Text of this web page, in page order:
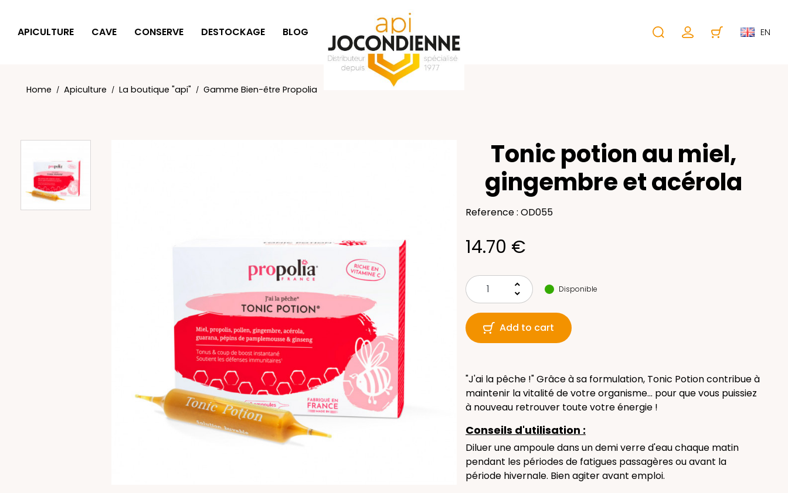
APICULTURE CAVE CONSERVE DESTOCKAGE BLOG IDÉES CADEAUX EN
Home Apiculture La boutique "api" Gamme Bien-être Propolia
Tonic potion au miel,
gingembre et acérola
Reference : OD055
14.70 €
keyboard_arrow_up
keyboard_arrow_down
Disponible
Add to cart
"J'ai la pêche !" Grâce à sa formulation, Tonic Potion contribue à
maintenir la vitalité de votre organisme... pour que vous puissiez
à nouveau retrouver toute votre énergie !
Conseils d'utilisation :
Diluer une ampoule dans un demi verre d'eau chaque matin
pendant les périodes de fatigues passagères ou avant la
période hivernale. Bien agiter avant emploi.